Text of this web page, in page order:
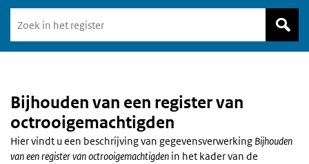
in
het
Bijhouden van een register van
octrooigemachtigden
Hier vindt u een beschrijving van gegevensverwerking Bijhouden
van een register van octrooigemachtigden in het kader van de